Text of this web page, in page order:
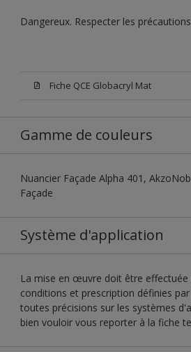
Dangereux. Respecter les
Fiche QCE Globacryl Mat
Gamme de couleurs
Nuancier Façade Alpha 401,
Façade
Système d'application
La mise en œuvre doit être effectuée
conditions et prescription définies
toutes précisions sur les systèmes
bien vouloir vous reporter à la fiche